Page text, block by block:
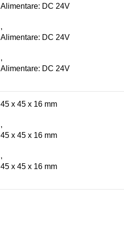
Alimentare: DC 24V
,
Alimentare: DC 24V
,
Alimentare: DC 24V
45 x 45 x 16 mm
,
45 x 45 x 16 mm
,
45 x 45 x 16 mm